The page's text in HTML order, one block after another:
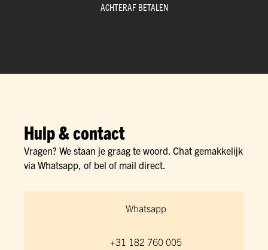
ACHTERAF BETALEN
Hulp & contact
Vragen? We staan je graag te woord. Chat gemakkelijk
via Whatsapp, of bel of mail direct.
Whatsapp
+31 182 760 005